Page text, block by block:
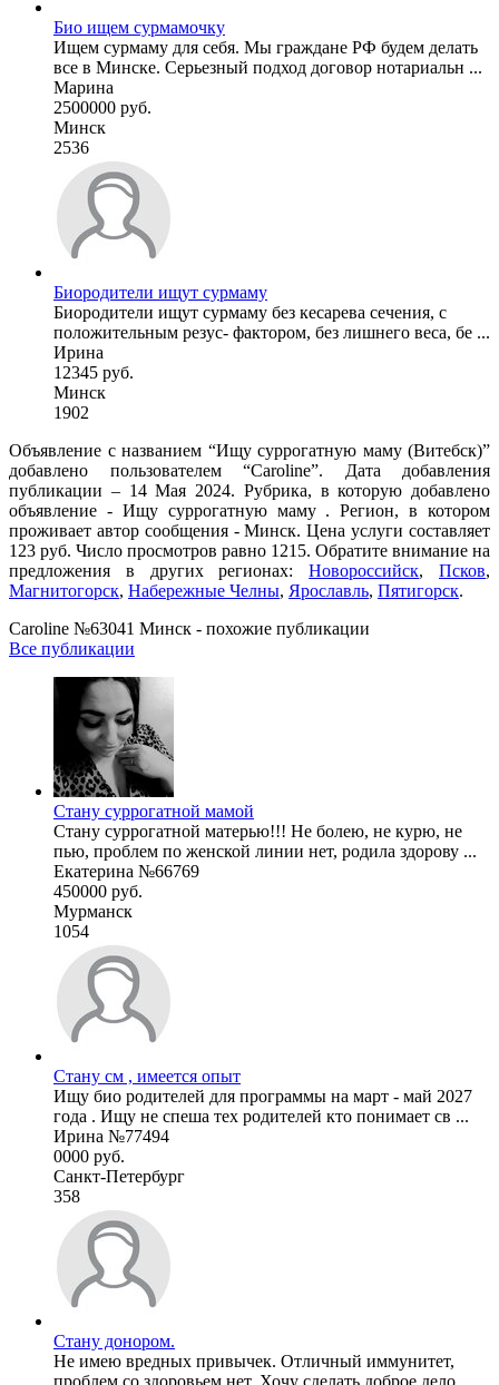
Био ищем сурмамочку
Ищем сурмаму для себя. Мы граждане РФ будем делать
все в Минске. Серьезный подход договор нотариальн ...
Марина
2500000 руб.
Минск
2536
Биородители ищут сурмаму
Биородители ищут сурмаму без кесарева сечения, с
положительным резус- фактором, без лишнего веса, бе ...
Ирина
12345 руб.
Минск
1902
Объявление с названием “Ищу суррогатную маму (Витебск)”
добавлено пользователем “Caroline”. Дата добавления
публикации – 14 Мая 2024. Рубрика, в которую добавлено
объявление - Ищу суррогатную маму . Регион, в котором
проживает автор сообщения - Минск. Цена услуги составляет
123 руб. Число просмотров равно 1215. Обратите внимание на
предложения в других регионах:Новороссийск,Псков,
Магнитогорск, Набережные Челны, Ярославль, Пятигорск.
Caroline №63041 Минск - похожие публикации
Все публикации
Стану суррогатной мамой
Стану суррогатной матерью!!! Не болею, не курю, не
пью, проблем по женской линии нет, родила здорову ...
Екатерина №66769
450000 руб.
Мурманск
1054
Стану см , имеется опыт
Ищу био родителей для программы на март - май 2027
года . Ищу не спеша тех родителей кто понимает св ...
Ирина №77494
0000 руб.
Санкт-Петербург
358
Стану донором.
Не имею вредных привычек. Отличный иммунитет,
проблем со здоровьем нет. Хочу сделать доброе дело